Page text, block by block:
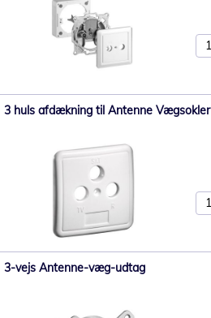
3 huls afdækning til Antenne Vægsokler
3-vejs Antenne-væg-udtag